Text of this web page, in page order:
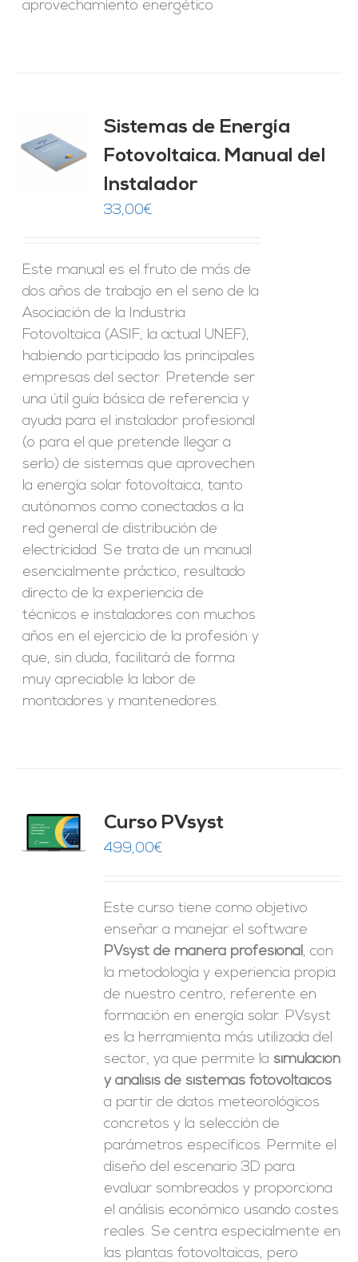
aprovechamiento energético
de 5
Sistemas de Energía
Fotovoltaica. Manual del
Instalador
33,00€
Este manual es el fruto de más de
dos años de trabajo en el seno de la
Asociación de la Industria
Fotovoltaica (ASIF, la actual UNEF),
habiendo participado las principales
empresas del sector. Pretende ser
una útil guía básica de referencia y
ayuda para el instalador profesional
(o para el que pretende llegar a
serlo) de sistemas que aprovechen
la energía solar fotovoltaica, tanto
autónomos como conectados a la
red general de distribución de
electricidad. Se trata de un manual
esencialmente práctico, resultado
directo de la experiencia de
técnicos e instaladores con muchos
años en el ejercicio de la profesión y
que, sin duda, facilitará de forma
muy apreciable la labor de
montadores y mantenedores.
Curso PVsyst
499,00€
Este curso tiene como objetivo
enseñar a manejar el software
PVsyst de manera profesional, con
la metodología y experiencia propia
de nuestro centro, referente en
formación en energía solar. PVsyst
es la herramienta más utilizada del
sector, ya que permite la simulación
y análisis de sistemas fotovoltaicos
a partir de datos meteorológicos
concretos y la selección de
parámetros específicos. Permite el
diseño del escenario 3D para
evaluar sombreados y proporciona
el análisis económico usando costes
reales. Se centra especialmente en
las plantas fotovoltaicas, pero